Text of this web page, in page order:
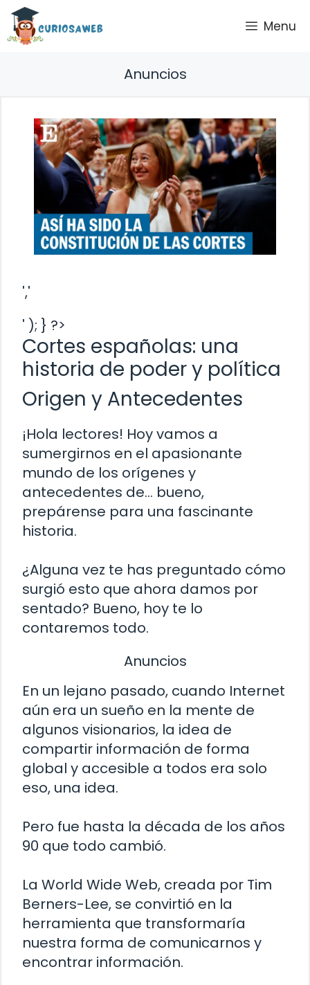
Saltar
contenido
Menu
Anuncios
','
' ); } ?>
Cortes españolas: una
historia de poder y política
Origen y Antecedentes
¡Hola lectores! Hoy vamos a
sumergirnos en el apasionante
mundo de los orígenes y
antecedentes de… bueno,
prepárense para una fascinante
historia.
¿Alguna vez te has preguntado cómo
surgió esto que ahora damos por
sentado? Bueno, hoy te lo
contaremos todo.
Anuncios
En un lejano pasado, cuando Internet
aún era un sueño en la mente de
algunos visionarios, la idea de
compartir información de forma
global y accesible a todos era solo
eso, una idea.
Pero fue hasta la década de los años
90 que todo cambió.
La World Wide Web, creada por Tim
Berners-Lee, se convirtió en la
herramienta que transformaría
nuestra forma de comunicarnos y
encontrar información.